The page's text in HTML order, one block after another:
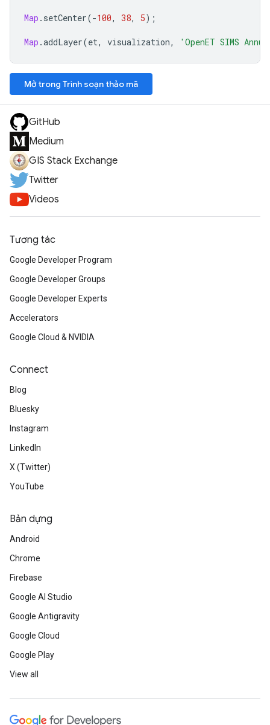
Map . setCenter(-100, 38, 5);
Map .addLayer(et, visualization, 'OpenET SIMS
Mở trong Trình soạn thảo mã
GitHub
Medium
GIS Stack Exchange
Twitter
Videos
Tương tác
Google Developer Program
Google Developer Groups
Google Developer Experts
Accelerators
Google Cloud & NVIDIA
Connect
Blog
Bluesky
Instagram
LinkedIn
X (Twitter)
YouTube
Bản dựng
Android
Chrome
Firebase
Google AI Studio
Google Antigravity
Google Cloud
Google Play
View all